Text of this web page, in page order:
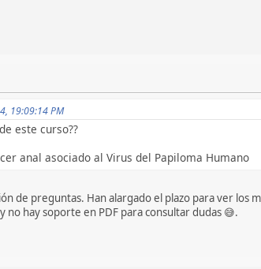
19:09:14 PM
este curso??
anal asociado al Virus del Papiloma Humano
de preguntas. Han alargado el plazo para ver los
hay soporte en PDF para consultar dudas 😅.